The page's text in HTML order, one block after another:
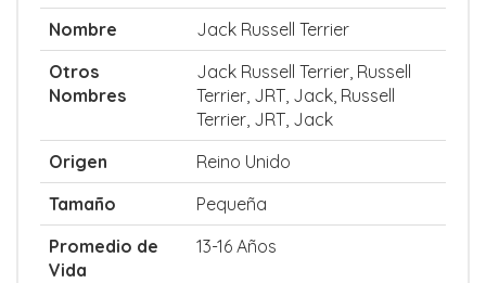
Nombre
Jack Russell Terrier
Otros
Nombres
Jack Russell Terrier, Russell
Terrier, JRT, Jack, Russell
Terrier, JRT, Jack
Origen
Reino Unido
Tamaño
Pequeña
Promedio de
Vida
13-16 Años